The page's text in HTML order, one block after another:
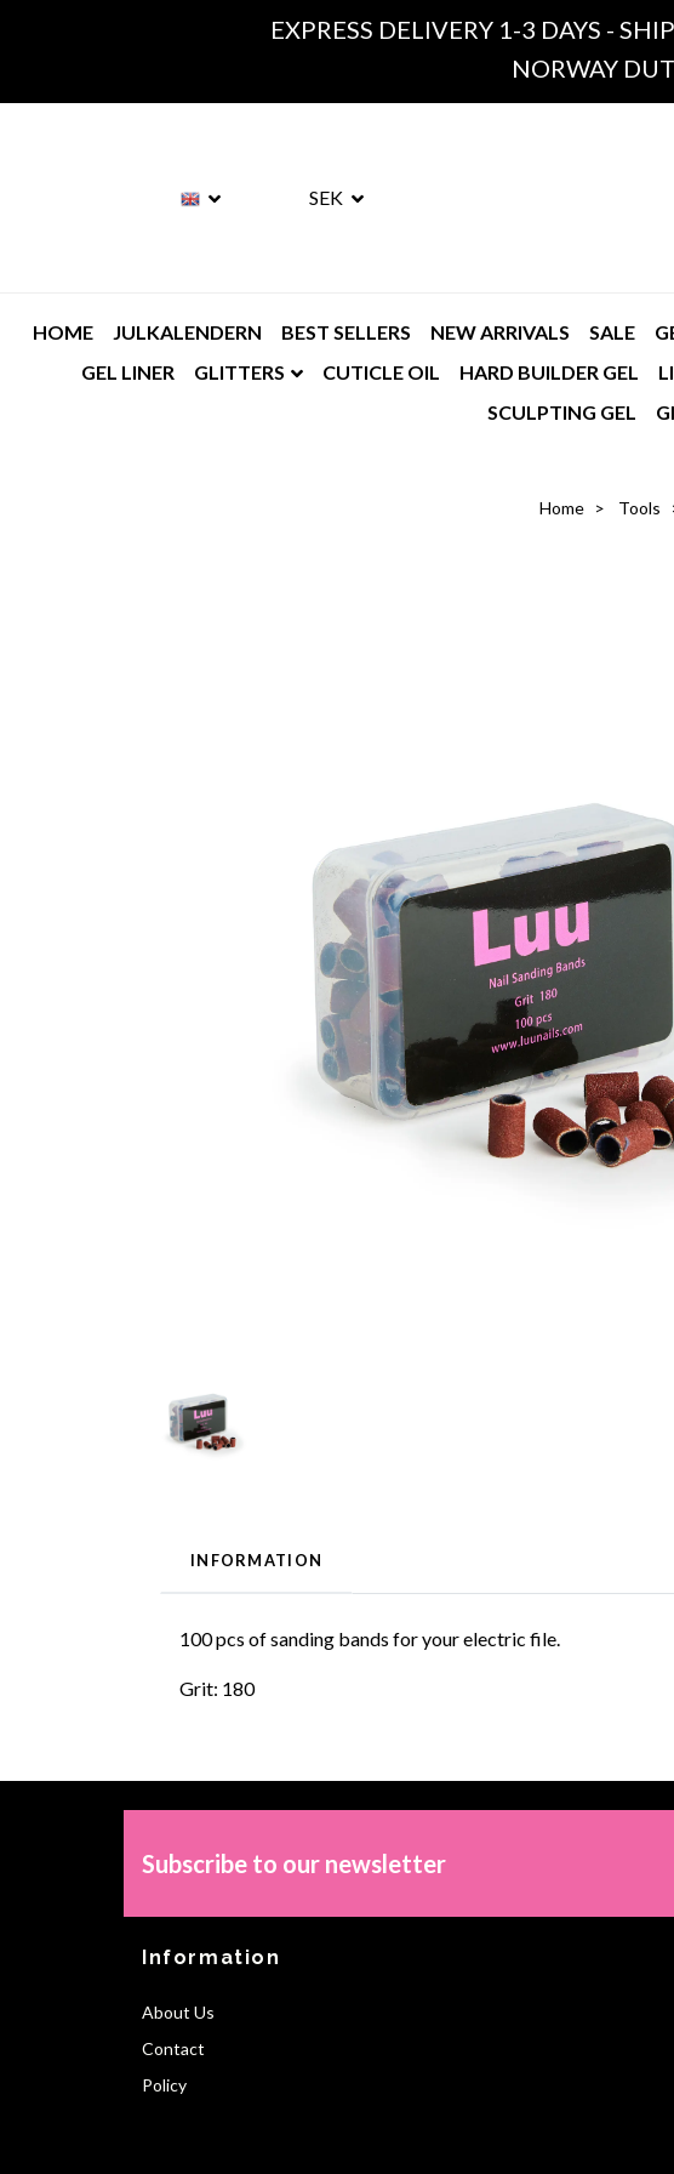
EXPRESS DELIVERY 1-3 DAYS -
NORWAY
SEK
HOME JULKALENDERN BEST SELLERS NEW ARRIVALS SALE
GEL LINER
GLITTERS CUTICLE OIL HARD BUILDER GEL
SCULPTING GEL
Home Tools
INFORMATION
100 pcs of sanding bands for your electric file.
Grit: 180
Subscribe to our newsletter
Information
About Us
Contact
Policy